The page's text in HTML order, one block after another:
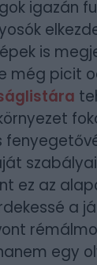
igazán
is
még picit
ez az
a
egy